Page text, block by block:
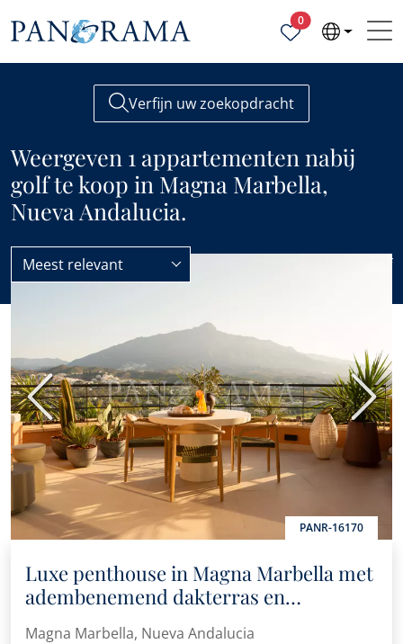
0Geselecteerde
Verfijn uw zoekopdracht
Weergeven 1 appartementen nabij
golf te koop in Magna Marbella,
Nueva Andalucia.
Meest relevant
BESTE PRIJS
PANR-16170
Vorige
Luxe penthouse in Magna Marbella met
adembenemend dakterras en
panoramisch uitzicht op zee en bergen
Magna Marbella, Nueva Andalucia